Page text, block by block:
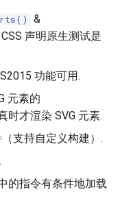
&
声明原生测试是
功能可用.
元素的
时才渲染 SVG 元素.
支持自定义构建）.
的指令有条件地加载